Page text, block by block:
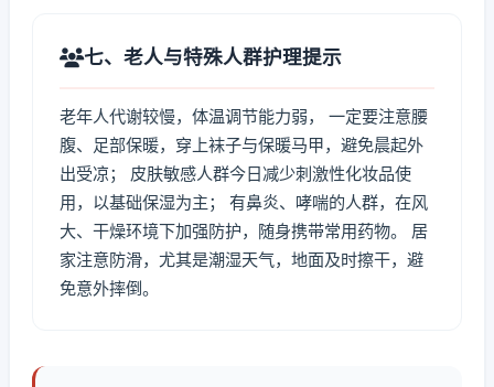
七、老人与特殊人群护理提示
老年人代谢较慢，体温调节能力弱， 一定要注意腰
腹、足部保暖，穿上袜子与保暖马甲，避免晨起外
出受凉； 皮肤敏感人群今日减少刺激性化妆品使
用，以基础保湿为主； 有鼻炎、哮喘的人群，在风
大、干燥环境下加强防护，随身携带常用药物。 居
家注意防滑，尤其是潮湿天气，地面及时擦干，避
免意外摔倒。